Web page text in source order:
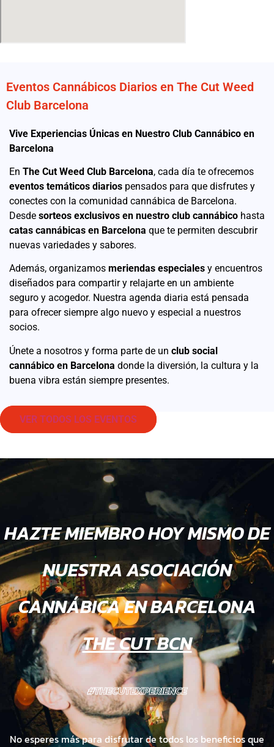
Eventos Cannábicos Diarios en The Cut Weed
Club Barcelona
Vive Experiencias Únicas en Nuestro Club Cannábico en
Barcelona
En The Cut Weed Club Barcelona, cada día te ofrecemos
eventos temáticos diarios pensados para que disfrutes y
conectes con la comunidad cannábica de Barcelona.
Desde sorteos exclusivos en nuestro club cannábico hasta
catas cannábicas en Barcelona que te permiten descubrir
nuevas variedades y sabores.
Además, organizamos meriendas especiales y encuentros
diseñados para compartir y relajarte en un ambiente
seguro y acogedor. Nuestra agenda diaria está pensada
para ofrecer siempre algo nuevo y especial a nuestros
socios.
Únete a nosotros y forma parte de un club social
cannábico en Barcelona donde la diversión, la cultura y la
buena vibra están siempre presentes.
VER TODOS LOS EVENTOS
HAZTE MIEMBRO HOY MISMO DE
NUESTRA ASOCIACIÓN
CANNÁBICA EN BARCELONA
THE CUT BCN
#THECUTEXPERIENCE
No esperes más para disfrutar de todos los beneficios que